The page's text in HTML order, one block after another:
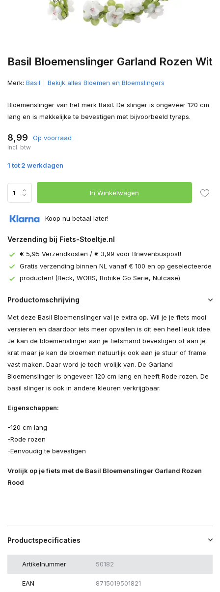
Basil Bloemenslinger Garland Rozen Wit
Merk: Basil Bekijk alles Bloemen en Bloemslingers
Bloemenslinger van het merk Basil. De slinger is ongeveer 120 cm
lang en is makkelijke te bevestigen met bijvoorbeeld tyraps.
8,99 Op voorraad
Incl. btw
1 tot 2 werkdagen
In Winkelwagen
Koop nu betaal later!
Verzending bij Fiets-Stoeltje.nl
€ 5,95 Verzendkosten / € 3,99 voor Brievenbuspost!
Gratis verzending binnen NL vanaf € 100 en op geselecteerde
producten! (Beck, WOBS, Bobike Go Serie, Nutcase)
Productomschrijving
Met deze Basil Bloemenslinger val je extra op. Wil je je fiets mooi
versieren en daardoor iets meer opvallen is dit een heel leuk idee.
Je kan de bloemenslinger aan je fietsmand bevestigen of aan je
krat maar je kan de bloemen natuurlijk ook aan je stuur of frame
vast maken. Daar word je toch vrolijk van. De Garland
Bloemenslinger is ongeveer 120 cm lang en heeft Rode rozen. De
basil slinger is ook in andere kleuren verkrijgbaar.
Eigenschappen:
-120 cm lang
-Rode rozen
-Eenvoudig te bevestigen
Vrolijk op je fiets met de Basil Bloemenslinger Garland Rozen
Rood
Productspecificaties
Artikelnummer 50182
EAN 8715019501821